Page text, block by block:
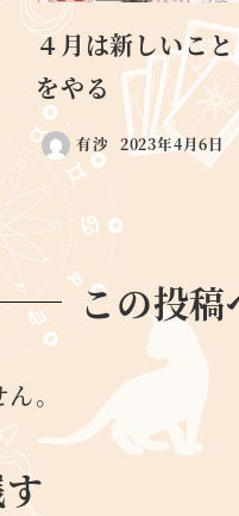
４月は新しいこと
をやる
有沙 2023年4月6日
この投稿
。